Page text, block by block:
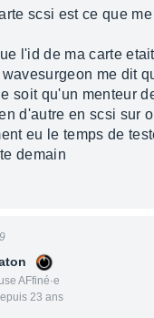
scsi est ce que
l'id de ma carte
me dit
soit qu'un menteur
d'autre en scsi sur
eu le temps de
demain
AFfiné·e
23 ans